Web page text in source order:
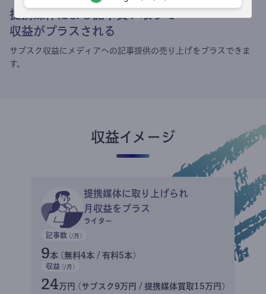
提携媒体による記事買い取りで
収益がプラスされる
サブスク収益にメディアへの記事提供の売り上げをプラスできま
す。
収益イメージ
提携媒体に取り上げられ
月収益をプラス
ライター
記事数 (/月)
9本 (無料4本 / 有料5本)
収益 (/月)
24万円 (サブスク9万円 / 提携媒体買取15万円)